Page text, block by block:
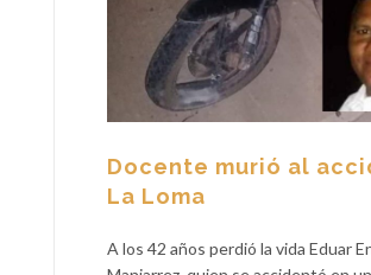
Docente murió al
La Loma
A los 42 años perdió la vida Eduar